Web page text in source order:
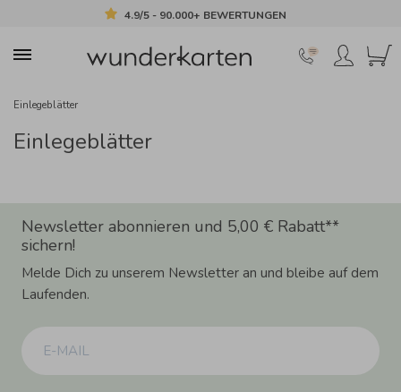
4.9/5 - 90.000+ BEWERTUNGEN
Einlegeblätter
Einlegeblätter
Newsletter abonnieren und 5,00 € Rabatt**
sichern!
Melde Dich zu unserem Newsletter an und bleibe auf dem
Laufenden.